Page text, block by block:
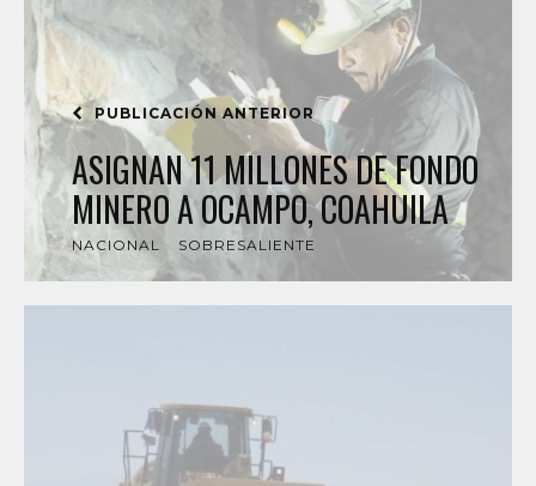
PUBLICACIÓN ANTERIOR
ASIGNAN 11 MILLONES DE FONDO
MINERO A OCAMPO, COAHUILA
NACIONAL SOBRESALIENTE